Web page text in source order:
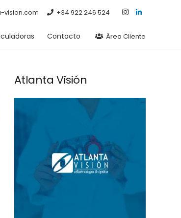
vision.com +34 922 246 524
Contacto Área Cliente
Atlanta Visión